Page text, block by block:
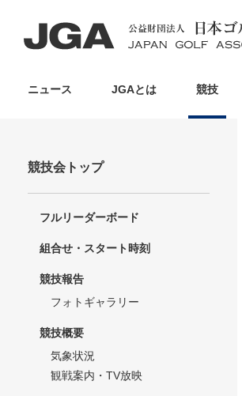
ニュース JGAとは 競技
競技会トップ
フルリーダーボード
組合せ・スタート時刻
競技報告
フォトギャラリー
競技概要
気象状況
観戦案内・TV放映